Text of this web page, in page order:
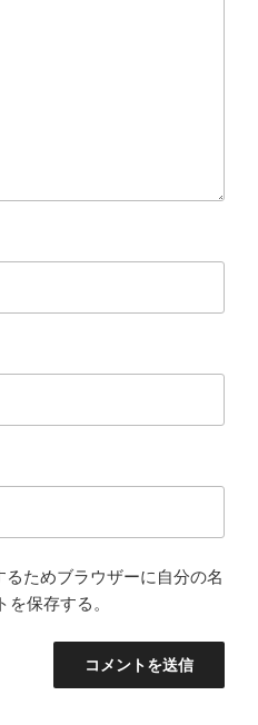
ためブラウザーに自分の名
保存する。